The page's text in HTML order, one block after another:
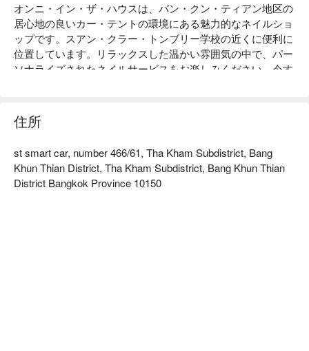
オンニ・イン・ザ・ハウスは、バン・クン・ティアン地区の
居心地の良いカー・テントの環境にある魅力的なネイルショ
ップです。スアン・クラー・トンブリー学校の近くに便利に
位置しています。リラックスした温かい雰囲気の中で、パー
ソナライズされたネイルサービスをお楽しみください。今す
住所
st smart car, number 466/61, Tha Kham Subdistrict, Bang
Khun Thian District, Tha Kham Subdistrict, Bang Khun Thian
District Bangkok Province 10150